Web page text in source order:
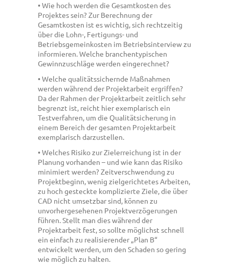
• Wie hoch werden die Gesamtkosten des
Projektes sein? Zur Berechnung der
Gesamtkosten ist es wichtig, sich rechtzeitig
über die Lohn-, Fertigungs- und
Betriebsgemeinkosten im Betriebsinterview zu
informieren. Welche branchentypischen
Gewinnzuschläge werden eingerechnet?
• Welche qualitätssichernde Maßnahmen
werden während der Projektarbeit ergriffen?
Da der Rahmen der Projektarbeit zeitlich sehr
begrenzt ist, reicht hier exemplarisch ein
Testverfahren, um die Qualitätsicherung in
einem Bereich der gesamten Projektarbeit
exemplarisch darzustellen.
• Welches Risiko zur Zielerreichung ist in der
Planung vorhanden – und wie kann das Risiko
minimiert werden? Zeitverschwendung zu
Projektbeginn, wenig zielgerichtetes Arbeiten,
zu hoch gesteckte komplizierte Ziele, die über
CAD nicht umsetzbar sind, können zu
unvorhergesehenen Projektverzögerungen
führen. Stellt man dies während der
Projektarbeit fest, so sollte möglichst schnell
ein einfach zu realisierender „Plan B“
entwickelt werden, um den Schaden so gering
wie möglich zu halten.